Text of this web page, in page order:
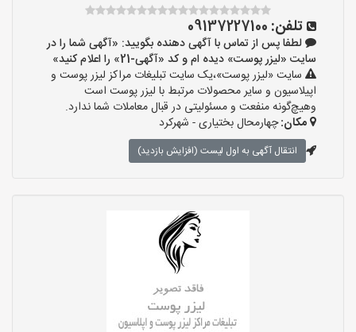
تلفن: 09137227100
لطفا پس از تماس با آگهی دهنده بگویید: «آگهی شما را در
سایت «لیزر پوست» دیده ام و کد «آگهی-21» را اعلام کنید»
سایت «لیزر پوست»،یک سایت تبلیغات مراکز لیزر پوست و
اپیلاسیون و سایر محصولات مرتبط با لیزر پوست است
وهیچ‌گونه منفعت و مسئولیتی در قبال معاملات شما ندارد.
مکان:چهارمحال بختیاری - شهرکرد
انتقال آگهی به اول لیست (افزایش بازدید)